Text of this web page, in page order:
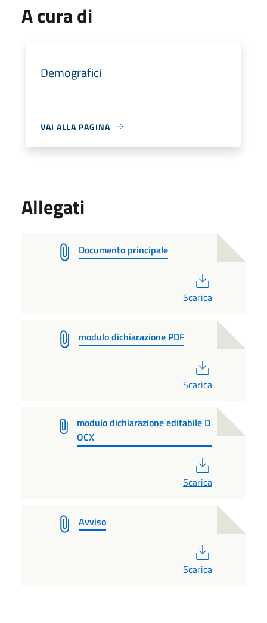
A cura di
Demografici
VAI ALLA PAGINA
Allegati
Documento principale
Scarica
modulo dichiarazione PDF
Scarica
modulo dichiarazione editabile D
OCX
Scarica
Avviso
Scarica